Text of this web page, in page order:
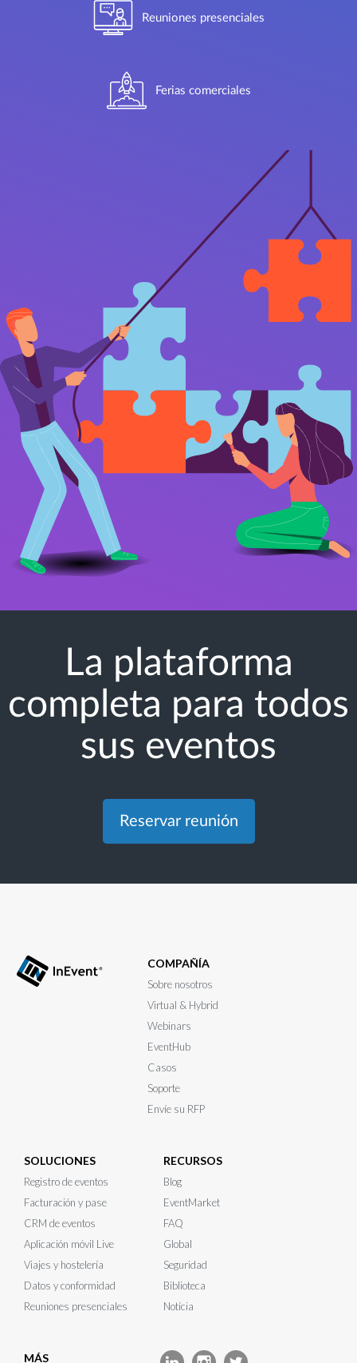
Reuniones presenciales
Ferias comerciales
La plataforma
completa para todos
sus eventos
Reservar reunión
COMPAÑÍA
Sobre nosotros
Virtual & Hybrid
Webinars
EventHub
Casos
Soporte
Envíe su RFP
SOLUCIONES
Registro de eventos
Facturación y pase
CRM de eventos
Aplicación móvil Live
Viajes y hostelería
Datos y conformidad
Reuniones presenciales
RECURSOS
Blog
EventMarket
FAQ
Global
Seguridad
Biblioteca
Notícia
MÁS